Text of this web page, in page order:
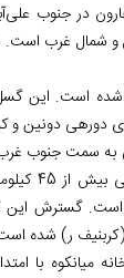
با طول نزدیک به 50
غرب است.
است. این
دوره‏ی دونین و
به سمت جنوب
پیرگرده
است. گسترش
ر) شده
آغاز و به